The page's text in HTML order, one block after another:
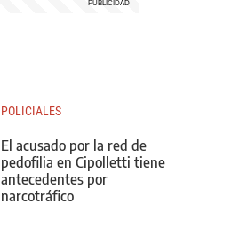
POLICIALES
El acusado por la red de
pedofilia en Cipolletti tiene
antecedentes por
narcotráfico